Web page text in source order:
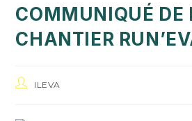
COMMUNIQUÉ DE
CHANTIER
ILEVA